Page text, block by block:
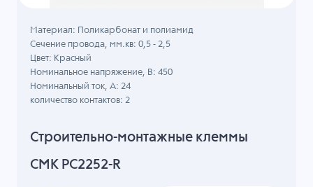
Строительно-монтажные клеммы
СМК PC2252-R
Материал: Поликарбонат и полиамид
Сечение провода, мм.кв: 0,5 - 2,5
Цвет: Красный
Номинальное напряжение, B: 450
Номинальный ток, А: 24
количество контактов: 2